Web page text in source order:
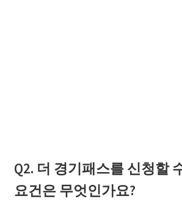
Q2. 더 경기패스를 신청할
요건은 무엇인가요?